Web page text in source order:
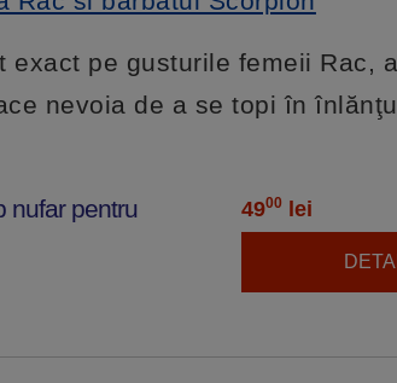
pe gusturile femeii Rac,
nevoia de a se topi în
nufar pentru
4900 lei